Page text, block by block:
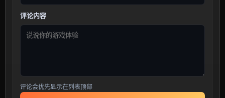
评论内容
评论会优先显示在列表顶部